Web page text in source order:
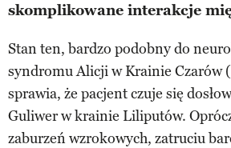
skomplikowane interakcje
Stan ten, bardzo podobny do
syndromu Alicji w Krainie Czarów
sprawia, że pacjent czuje się
Guliwer w krainie Liliputów.
zaburzeń wzrokowych, zatruciu